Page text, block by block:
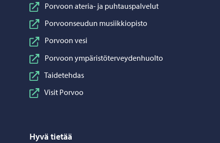
Porvoon ateria- ja puhtauspalvelut
Porvoonseudun musiikkiopisto
Porvoon vesi
Porvoon ympäristöterveydenhuolto
Taidetehdas
Visit Porvoo
Hyvä tietää